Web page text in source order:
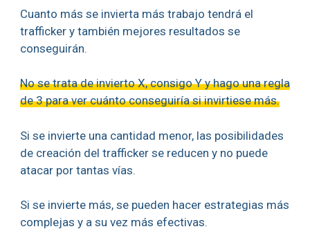
Cuanto más se invierta más trabajo tendrá el
trafficker y también mejores resultados se
conseguirán.
No se trata de invierto X, consigo Y y hago una regla
de 3 para ver cuánto conseguiría si invirtiese más.
Si se invierte una cantidad menor, las posibilidades
de creación del trafficker se reducen y no puede
atacar por tantas vías.
Si se invierte más, se pueden hacer estrategias más
complejas y a su vez más efectivas.